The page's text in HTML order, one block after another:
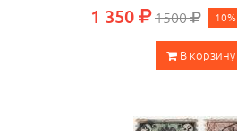
1 350 1500 10%
В корзину